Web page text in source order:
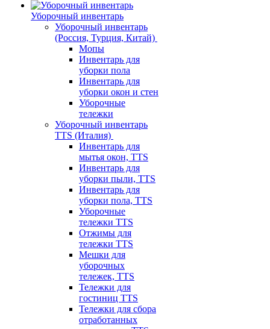
Уборочный инвентарь
Уборочный инвентарь
(Россия, Турция, Китай)
Мопы
Инвентарь для
уборки пола
Инвентарь для
уборки окон и стен
Уборочные
тележки
Уборочный инвентарь
TTS (Италия)
Инвентарь для
мытья окон, TTS
Инвентарь для
уборки пыли, TTS
Инвентарь для
уборки пола, TTS
Уборочные
тележки TTS
Отжимы для
тележки TTS
Мешки для
уборочных
тележек, TTS
Тележки для
гостиниц TTS
Тележки для сбора
отработанных